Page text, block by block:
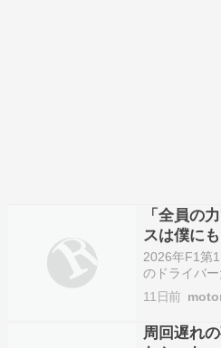
「全員の
スは僕に
決勝トッ
2026年F1第
のドライバ
イバーはラ
ェルスタッ
トネッリ（
ーリ）、…
11日前
周回遅れ